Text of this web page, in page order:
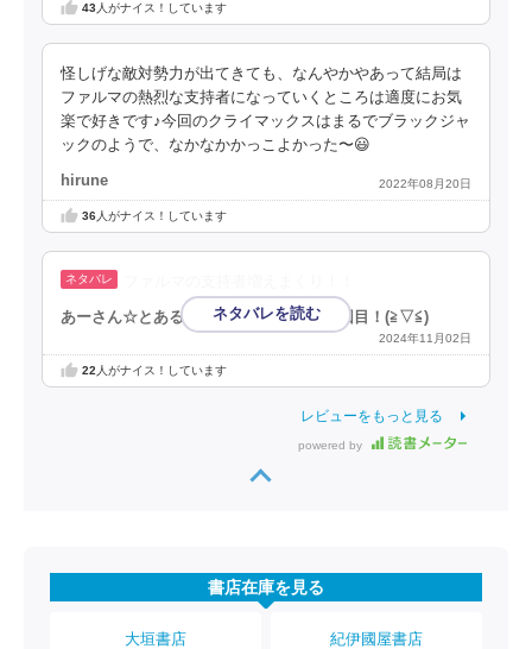
43人がナイス！しています
怪しげな敵対勢力が出てきても、なんやかやあって結局は
ファルマの熱烈な支持者になっていくところは適度にお気
楽で好きです♪今回のクライマックスはまるでブラックジャ
ックのようで、なかなかかっこよかった〜😃
hirune 2022年08月20日
36人がナイス！しています
あーさん☆とある漫画アプリの審査員３回目！(⁠≧⁠▽⁠≦⁠)
2024年11月02日
22 人がナイス！しています
レビューをもっと見る
powered by
書店在庫を見る
大垣書店 紀伊國屋書店